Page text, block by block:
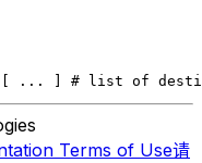
[ ... ] # list of
Terms of Use请